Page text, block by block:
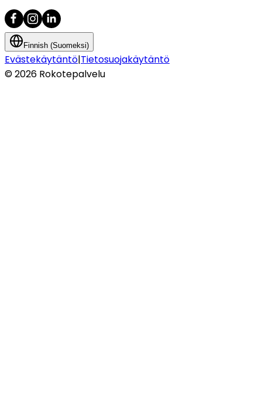
Finnish (Suomeksi)
Evästekäytäntö|Tietosuojakäytäntö
©2026 Rokotepalvelu